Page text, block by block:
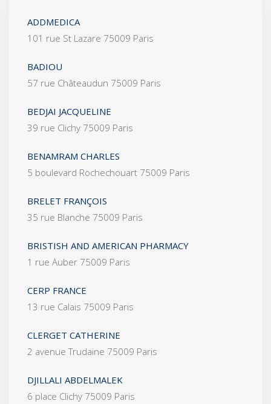
ADDMEDICA
101 rue St Lazare 75009 Paris
BADIOU
57 rue Châteaudun 75009 Paris
BEDJAI JACQUELINE
39 rue Clichy 75009 Paris
BENAMRAM CHARLES
5 boulevard Rochechouart 75009 Paris
BRELET FRANÇOIS
35 rue Blanche 75009 Paris
BRISTISH AND AMERICAN PHARMACY
1 rue Auber 75009 Paris
CERP FRANCE
13 rue Calais 75009 Paris
CLERGET CATHERINE
2 avenue Trudaine 75009 Paris
DJILLALI ABDELMALEK
6 place Clichy 75009 Paris